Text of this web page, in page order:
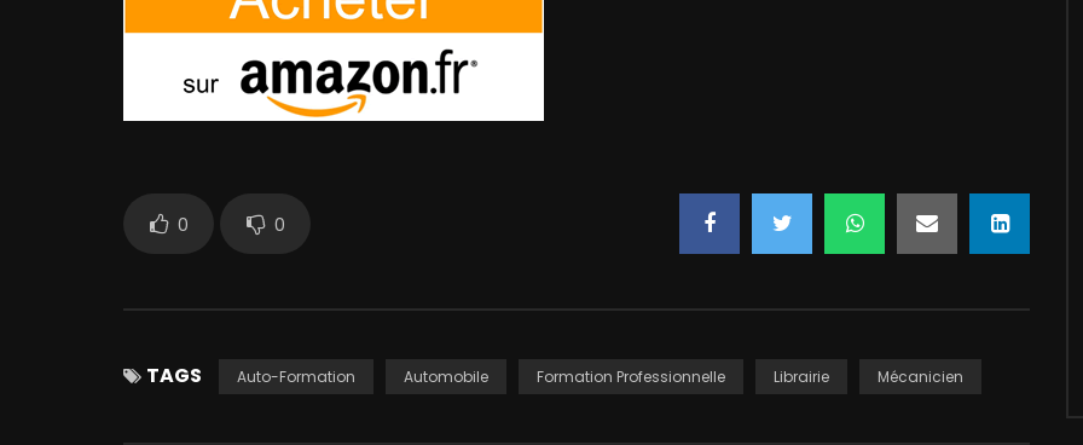
0 0
TAGS Auto-Formation Automobile Formation Professionnelle Librairie Mécanicien